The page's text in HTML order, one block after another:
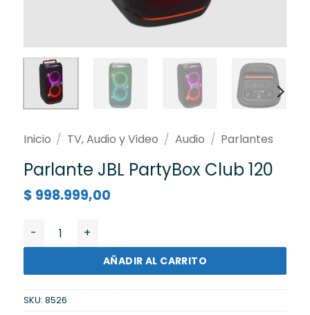
Inicio / TV, Audio y Video / Audio / Parlantes
Parlante JBL PartyBox Club 120
$ 998.999,00
Parlante JBL PartyBox Club 120 cantidad
AÑADIR AL CARRITO
SKU: 8526